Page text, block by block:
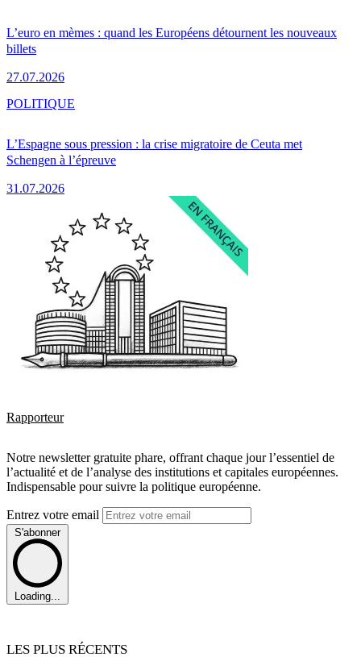
L’euro en mèmes : quand les Européens détournent les nouveaux
billets
27.07.2026
L’Espagne sous pression : la crise migratoire de Ceuta met
Schengen à l’épreuve
31.07.2026
POLITIQUE
Rapporteur
Notre newsletter gratuite phare, offrant chaque jour l’essentiel de
l’actualité et de l’analyse des institutions et capitales européennes.
Indispensable pour suivre la politique européenne.
Entrez votre email
S'abonner
Loading...
LES PLUS RÉCENTS